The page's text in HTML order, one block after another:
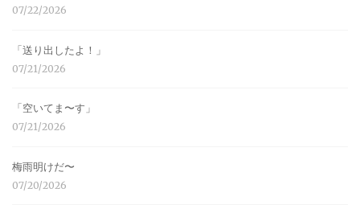
07/22/2026
「送り出したよ！」
07/21/2026
「空いてま〜す」
07/21/2026
梅雨明けだ〜
07/20/2026